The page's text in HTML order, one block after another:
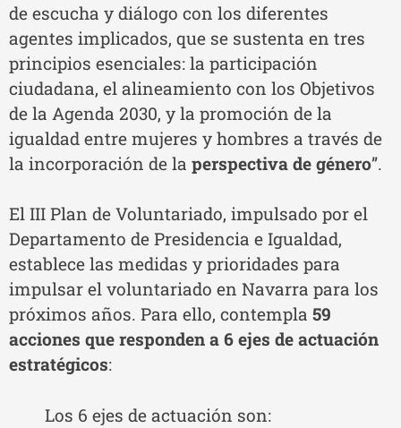
de escucha y diálogo con los diferentes
agentes implicados, que se sustenta en tres
principios esenciales: la participación
ciudadana, el alineamiento con los Objetivos
de la Agenda 2030, y la promoción de la
igualdad entre mujeres y hombres a través de
la incorporación de la perspectiva de género”.
El III Plan de Voluntariado, impulsado por el
Departamento de Presidencia e Igualdad,
establece las medidas y prioridades para
impulsar el voluntariado en Navarra para los
próximos años. Para ello, contempla 59
acciones que responden a 6 ejes de actuación
estratégicos:
Los 6 ejes de actuación son: